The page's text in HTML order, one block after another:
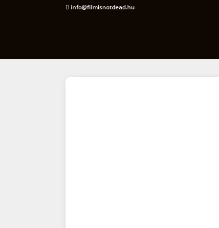
info@filmisnotdead.hu